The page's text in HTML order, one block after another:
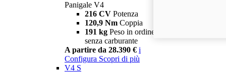
Panigale V4
216 CV Potenza
120,9 Nm Coppia
191 kg Peso in ordine di marcia
senza carburante
A partire da 28.390 € i
Configura Scopri di più
V4 S